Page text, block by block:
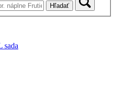
Hľadať
sada